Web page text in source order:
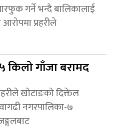
गर्ने भन्दै बालिकालाई
प्रहरीले
किलो गाँजा बरामद
खोटाङको दिक्तेल
नगरपालिका-७